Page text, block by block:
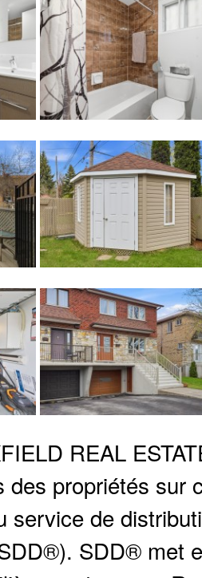
REAL
des propriétés sur
service de
SDD® met